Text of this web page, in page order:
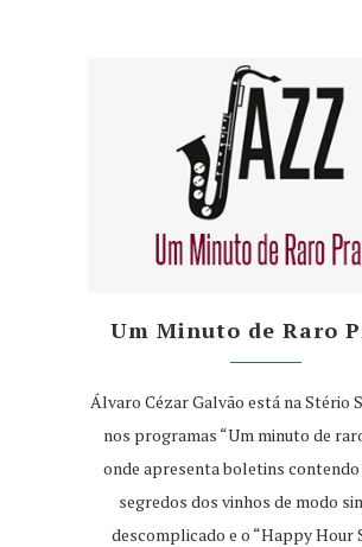
Um Minuto de Raro
Álvaro Cézar Galvão está na Stério
nos programas “Um minuto de
onde apresenta boletins
segredos dos vinhos de modo
descomplicado e o “Happy Hour